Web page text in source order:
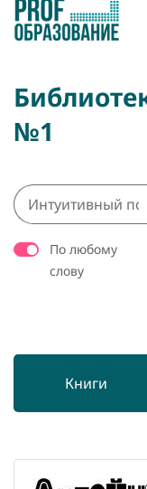
№1
По любому
слову
Книги